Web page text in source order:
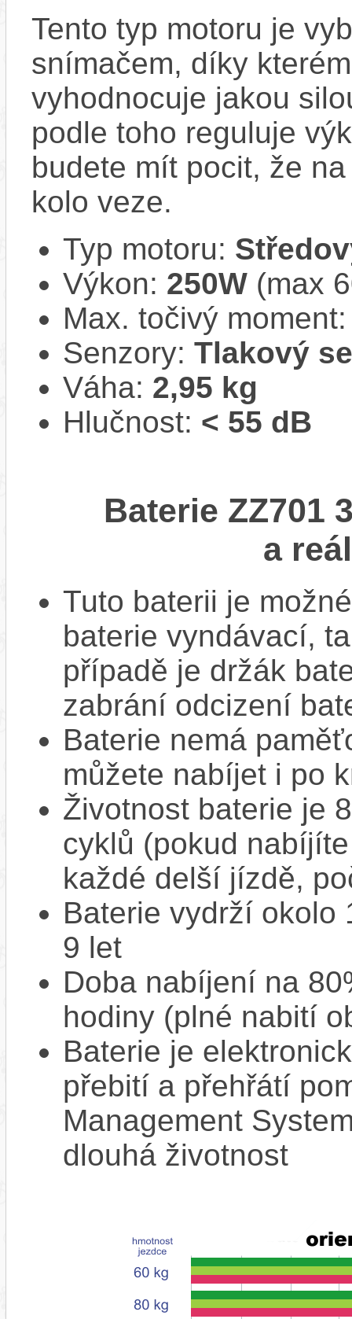
Tento typ motoru je
snímačem, díky
vyhodnocuje jakou
podle toho reguluje
budete mít pocit, že
kolo veze.
Typ motoru:
Výkon: 250W (max
Max. točivý
Senzory: Tlakový
Váha: 2,95 kg
Hlučnost: < 55 dB
Baterie ZZ701
a
Tuto baterii je
baterie vyndávací,
případě je držák
zabrání odcizení
Baterie nemá
můžete nabíjet i po
Životnost baterie je
cyklů (pokud
každé delší jízdě,
Baterie vydrží okolo
9 let
Doba nabíjení na
hodiny (plné nabití
Baterie je
přebití a přehřátí
Management
dlouhá životnost